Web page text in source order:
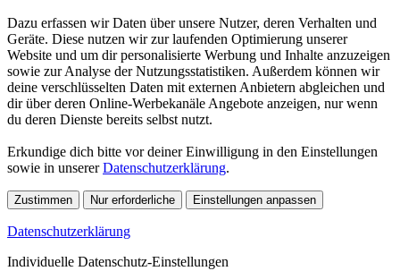
Dazu erfassen wir Daten über unsere Nutzer, deren Verhalten und
Geräte. Diese nutzen wir zur laufenden Optimierung unserer
Website und um dir personalisierte Werbung und Inhalte anzuzeigen
sowie zur Analyse der Nutzungsstatistiken. Außerdem können wir
deine verschlüsselten Daten mit externen Anbietern abgleichen und
dir über deren Online-Werbekanäle Angebote anzeigen, nur wenn
du deren Dienste bereits selbst nutzt.
Erkundige dich bitte vor deiner Einwilligung in den Einstellungen
sowie in unsererDatenschutzerklärung.
Zustimmen Nur erforderliche Einstellungen anpassen
Datenschutzerklärung
Individuelle Datenschutz-Einstellungen